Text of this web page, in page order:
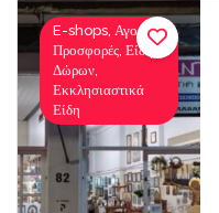
E-shops, Αγορές-
Προσφορές, Είδη
Δώρων,
Εκκλησιαστικά
Είδη